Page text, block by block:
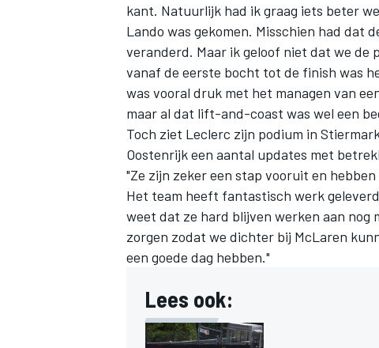
kant. Natuurlijk had ik graag iets beter
Lando was gekomen. Misschien had dat
veranderd. Maar ik geloof niet dat we de
vanaf de eerste bocht tot de finish was
was vooral druk met het managen van
maar al dat lift-and-coast was wel een
Toch ziet Leclerc zijn podium in
Oostenrijk een aantal updates met
"Ze zijn zeker een stap vooruit en
Het team heeft fantastisch werk
weet dat ze hard blijven werken aan nog
zorgen zodat we dichter bij McLaren
een goede dag hebben."
Lees ook: